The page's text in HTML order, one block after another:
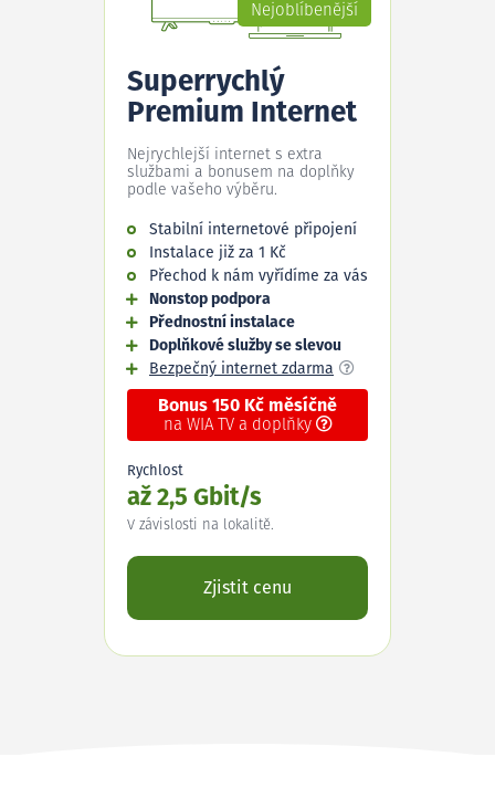
Nejoblíbenější
Superrychlý
Premium Internet
Nejrychlejší internet s extra
službami a bonusem na doplňky
podle vašeho výběru.
Stabilní internetové připojení
Instalace již za 1 Kč
Přechod k nám vyřídíme za vás
Nonstop podpora
Přednostní instalace
Doplňkové služby se slevou
Bezpečný internet zdarma
Bonus 150 Kč měsíčně
na WIA TV a doplňky
Rychlost
až 2,5 Gbit/s
V závislosti na lokalitě.
Zjistit cenu